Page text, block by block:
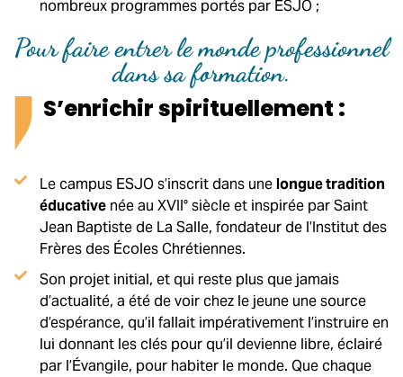
nombreux programmes portés par ESJO ;
Pour faire entrer le monde professionnel
dans sa formation.
S’enrichir spirituellement :
Le campus ESJO s’inscrit dans unelongue tradition
éducativenée au XVII° siècle et inspirée par Saint
Jean Baptiste de La Salle, fondateur de l’Institut des
Frères des Écoles Chrétiennes.
Son projet initial, et qui reste plus que jamais
d’actualité, a été de voir chez le jeune une source
d’espérance, qu’il fallait impérativement l’instruire en
lui donnant les clés pour qu’il devienne libre, éclairé
par l’Évangile, pour habiter le monde. Que chaque